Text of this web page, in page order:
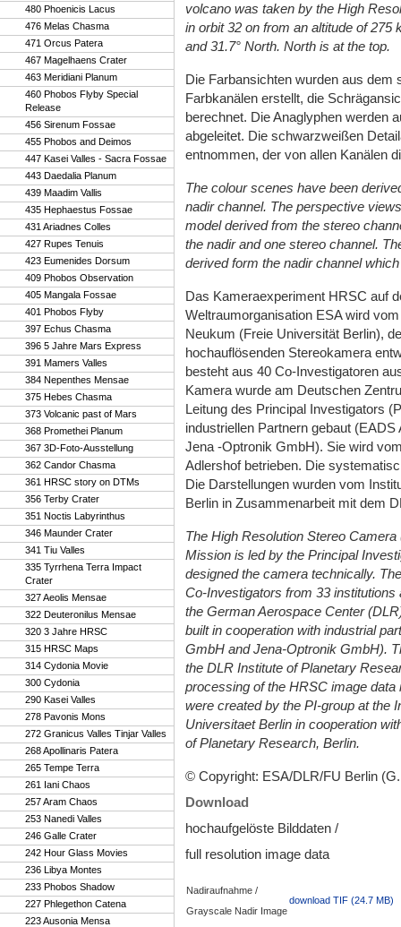
480 Phoenicis Lacus
476 Melas Chasma
471 Orcus Patera
467 Magelhaens Crater
463 Meridiani Planum
460 Phobos Flyby Special
Release
456 Sirenum Fossae
455 Phobos and Deimos
447 Kasei Valles - Sacra Fossae
443 Daedalia Planum
439 Maadim Vallis
435 Hephaestus Fossae
431 Ariadnes Colles
427 Rupes Tenuis
423 Eumenides Dorsum
409 Phobos Observation
405 Mangala Fossae
401 Phobos Flyby
397 Echus Chasma
396 5 Jahre Mars Express
391 Mamers Valles
384 Nepenthes Mensae
375 Hebes Chasma
373 Volcanic past of Mars
368 Promethei Planum
367 3D-Foto-Ausstellung
362 Candor Chasma
361 HRSC story on DTMs
356 Terby Crater
351 Noctis Labyrinthus
346 Maunder Crater
341 Tiu Valles
335 Tyrrhena Terra Impact
Crater
327 Aeolis Mensae
322 Deuteronilus Mensae
320 3 Jahre HRSC
315 HRSC Maps
314 Cydonia Movie
300 Cydonia
290 Kasei Valles
278 Pavonis Mons
272 Granicus Valles Tinjar Valles
268 Apollinaris Patera
265 Tempe Terra
261 Iani Chaos
257 Aram Chaos
253 Nanedi Valles
246 Galle Crater
242 Hour Glass Movies
236 Libya Montes
233 Phobos Shadow
227 Phlegethon Catena
223 Ausonia Mensa
volcano was taken by the High
in orbit 32 on from an altitude of 275
and 31.7° North. North is at the top.
Die Farbansichten wurden aus dem
Farbkanälen erstellt, die
berechnet. Die Anaglyphen werden
abgeleitet. Die schwarzweißen
entnommen, der von allen Kanälen
The colour scenes have been
nadir channel. The perspective
model derived from the stereo
the nadir and one stereo channel.
derived form the nadir channel
Das Kameraexperiment HRSC auf
Weltraumorganisation ESA wird
Neukum (Freie Universität Berlin),
hochauflösenden Stereokamera
besteht aus 40 Co-Investigatoren
Kamera wurde am Deutschen
Leitung des Principal Investigators
industriellen Partnern gebaut
Jena -Optronik GmbH). Sie wird
Adlershof betrieben. Die
Die Darstellungen wurden vom
Berlin in Zusammenarbeit mit dem
The High Resolution Stereo
Mission is led by the Principal
designed the camera technically.
Co-Investigators from 33
the German Aerospace Center
built in cooperation with industrial
GmbH and Jena-Optronik GmbH).
the DLR Institute of Planetary
processing of the HRSC image
were created by the PI-group at the
Universitaet Berlin in cooperation
of Planetary Research, Berlin.
© Copyright: ESA/DLR/FU Berlin
Download
hochaufgelöste Bilddaten /
full resolution image data
Nadiraufnahme /
Grayscale Nadir Image
download TIF (24.7 MB)